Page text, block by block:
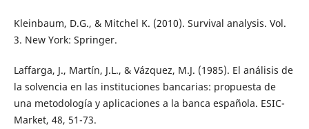
Kleinbaum, D.G., & Mitchel K. (2010). Survival analysis. Vol.
3. New York: Springer.
Laffarga, J., Martín, J.L., & Vázquez, M.J. (1985). El análisis de
la solvencia en las instituciones bancarias: propuesta de
una metodología y aplicaciones a la banca española. ESIC-
Market, 48, 51-73.